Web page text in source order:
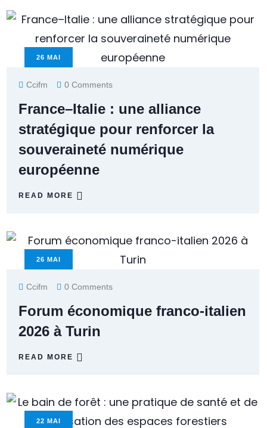
26 MAI
Ccifm 0 Comments
France–Italie : une alliance
stratégique pour renforcer la
souveraineté numérique
européenne
READ MORE
26 MAI
Ccifm 0 Comments
Forum économique franco-italien
2026 à Turin
READ MORE
22 MAI